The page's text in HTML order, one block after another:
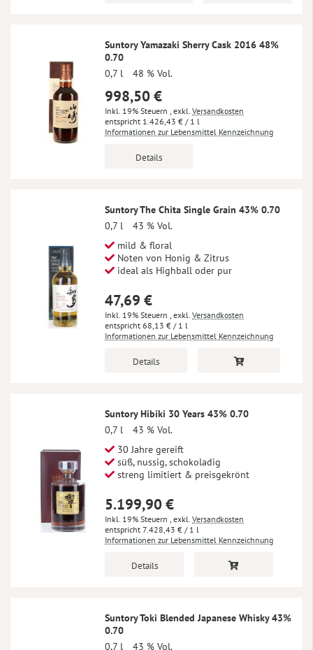
Suntory Yamazaki Sherry Cask 2016 48%
0.70
0,7 l
48 % Vol.
998,50 €
Inkl. 19% Steuern , exkl. Versandkosten
1.426,43 € / 1 l
Informationen zur Lebensmittel Kennzeichnung
Details
Suntory The Chita Single Grain 43% 0.70
0,7 l
43 % Vol.
mild & floral
Noten von Honig & Zitrus
ideal als Highball oder pur
47,69 €
Inkl. 19% Steuern , exkl. Versandkosten
68,13 € / 1 l
Informationen zur Lebensmittel Kennzeichnung
Details
Suntory Hibiki 30 Years 43% 0.70
0,7 l
43 % Vol.
30 Jahre gereift
süß, nussig, schokoladig
streng limitiert & preisgekrönt
5.199,90 €
Inkl. 19% Steuern , exkl. Versandkosten
7.428,43 € / 1 l
Informationen zur Lebensmittel Kennzeichnung
Details
Suntory Toki Blended Japanese Whisky 43%
0.70
0,7 l
43 % Vol.